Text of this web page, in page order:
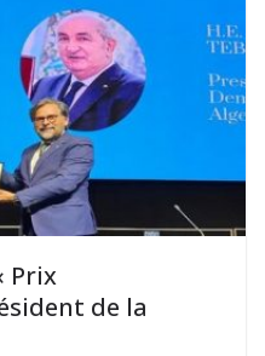
Prix
de la